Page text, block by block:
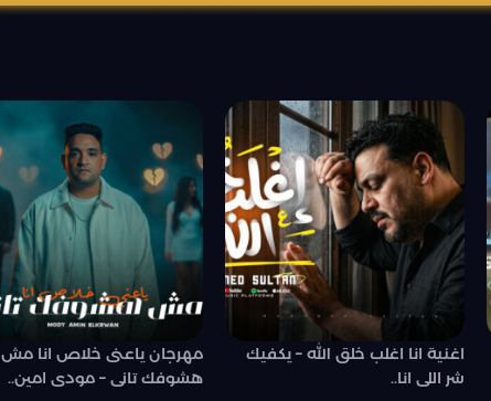
اغنية انا اغلب خلق الله – يكفيك
شر اللى انا..
مهرجان ياعنى خلاص انا مش
هشوفك تانى – مودى امين..